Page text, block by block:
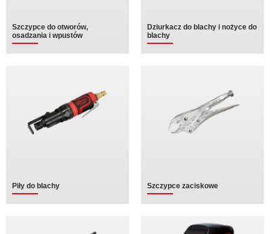
Szczypce do otworów,
osadzania i wpustów
Dziurkacz do blachy i nożyce do
blachy
Piły do blachy Szczypce zaciskowe